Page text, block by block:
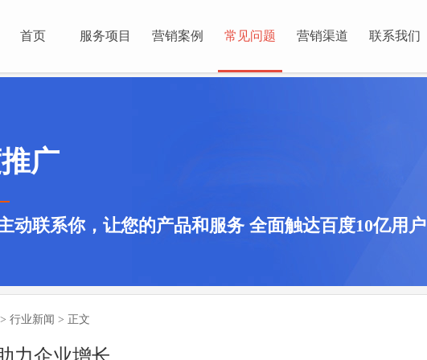
首页 服务项目 营销案例 常见问题 营销渠道 联系我们
广
动联系你，让您的产品和服务 全面触达百度10亿用户
> 行业新闻 > 正文